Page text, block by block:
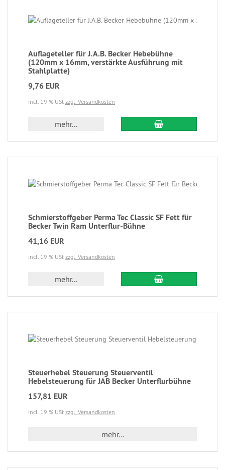
Auflageteller für J.A.B. Becker Hebebühne
(120mm x 16mm, verstärkte Ausführung mit
Stahlplatte)
9,76 EUR
incl. 19 % USt zzgl. Versandkosten
mehr...
Schmierstoffgeber Perma Tec Classic SF Fett für
Becker Twin Ram Unterflur-Bühne
41,16 EUR
incl. 19 % USt zzgl. Versandkosten
mehr...
Steuerhebel Steuerung Steuerventil
Hebelsteuerung für JAB Becker Unterflurbühne
157,81 EUR
incl. 19 % USt zzgl. Versandkosten
mehr...